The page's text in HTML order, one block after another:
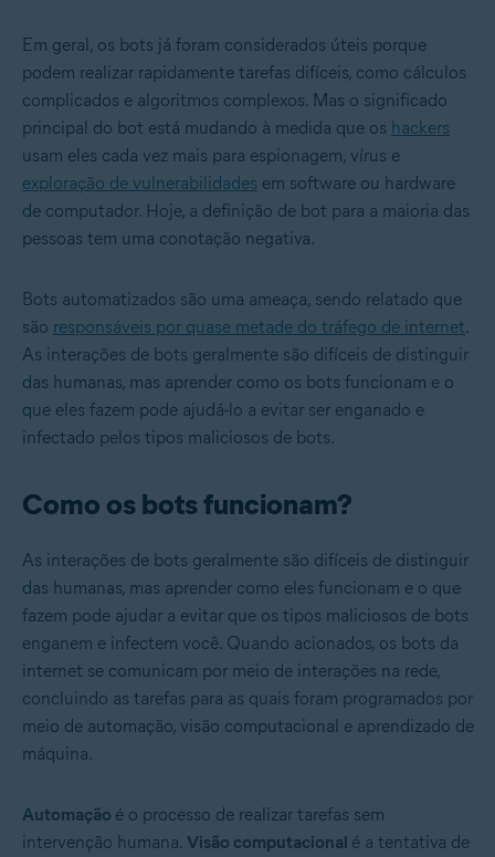
Em geral, os bots já foram considerados úteis porque
podem realizar rapidamente tarefas difíceis, como cálculos
complicados e algoritmos complexos. Mas o significado
principal do bot está mudando à medida que os hackers
usam eles cada vez mais para espionagem, vírus e
exploração de vulnerabilidades em software ou hardware
de computador. Hoje, a definição de bot para a maioria das
pessoas tem uma conotação negativa.
Bots automatizados são uma ameaça, sendo relatado que
são responsáveis por quase metade do tráfego de internet.
As interações de bots geralmente são difíceis de distinguir
das humanas, mas aprender como os bots funcionam e o
que eles fazem pode ajudá-lo a evitar ser enganado e
infectado pelos tipos maliciosos de bots.
Como os bots funcionam?
As interações de bots geralmente são difíceis de distinguir
das humanas, mas aprender como eles funcionam e o que
fazem pode ajudar a evitar que os tipos maliciosos de bots
enganem e infectem você. Quando acionados, os bots da
internet se comunicam por meio de interações na rede,
concluindo as tarefas para as quais foram programados por
meio de automação, visão computacional e aprendizado de
máquina.
Automação é o processo de realizar tarefas sem
intervenção humana. Visão computacional é a tentativa de